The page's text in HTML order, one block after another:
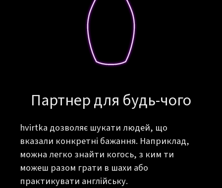
Партнер для будь-чого
hvirtka дозволяє шукати людей, що
вказали конкретні бажання. Наприклад,
можна легко знайти когось, з ким ти
можеш разом грати в шахи або
практикувати англійську.